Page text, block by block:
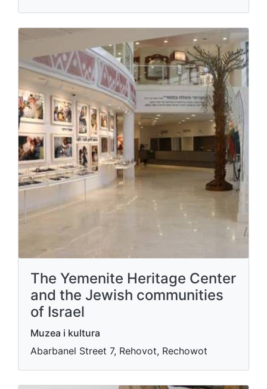
The Yemenite Heritage Center
and the Jewish communities
of Israel
Muzea i kultura
Abarbanel Street 7, Rehovot, Rechowot